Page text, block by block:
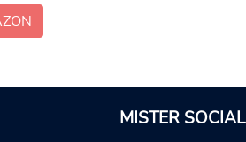
MISTER SOCIAL